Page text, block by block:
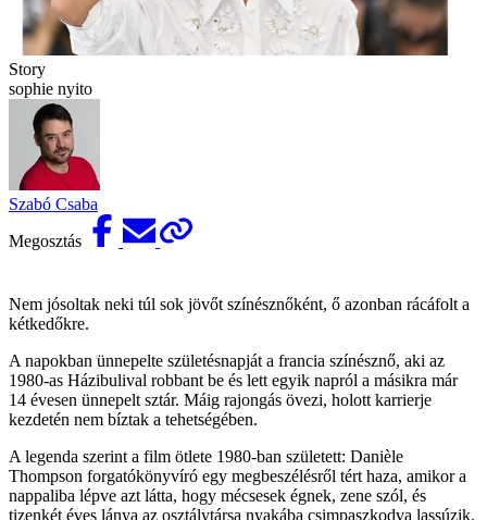
Story
sophie nyito
Szabó Csaba
Megosztás
Nem jósoltak neki túl sok jövőt színésznőként, ő azonban rácáfolt a
kétkedőkre.
A napokban ünnepelte születésnapját a francia színésznő, aki az
1980-as Házibulival robbant be és lett egyik napról a másikra már
14 évesen ünnepelt sztár. Máig rajongás övezi, holott karrierje
kezdetén nem bíztak a tehetségében.
A legenda szerint a film ötlete 1980-ban született: Danièle
Thompson forgatókönyvíró egy megbeszélésről tért haza, amikor a
nappaliba lépve azt látta, hogy mécsesek égnek, zene szól, és
tizenkét éves lánya az osztálytársa nyakába csimpaszkodva lassúzik.